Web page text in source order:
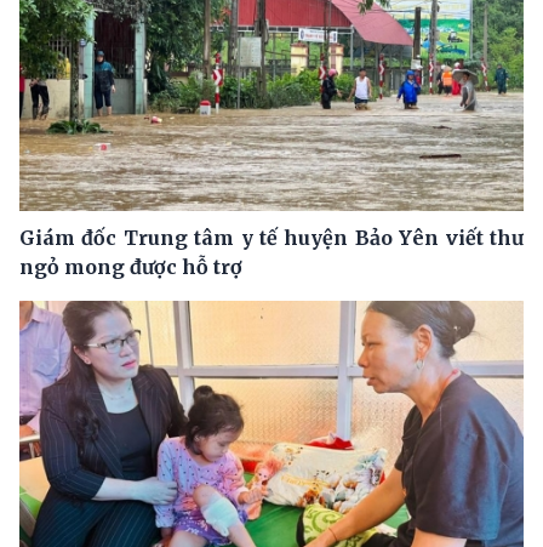
Giám đốc Trung tâm y tế huyện Bảo Yên viết thư
ngỏ mong được hỗ trợ